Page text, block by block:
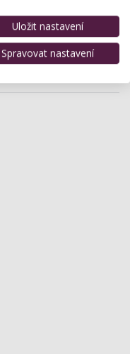
obsluhou. Vaše
se na Vaší brzkou
Uložit nastavení
Spravovat nastavení